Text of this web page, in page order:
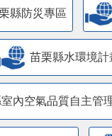
縣防災專區
苗栗縣水環境計
內空氣品質自主管